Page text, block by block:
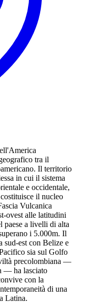
tra il
Il territorio
in cui il sistema
e occidentale,
il nucleo
Vulcanica
ovest alle latitudini
paese a livelli di alta
i 5.000m. Il
sud-est con Belize e
sia sul Golfo
precolombiana —
— ha lasciato
con la
di una
Latina.